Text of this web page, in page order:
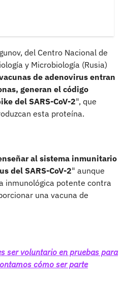
del Centro Nacional de
y Microbiología (Rusia)
de adenovirus entran
generan el código
del SARS-CoV-2", que
esta proteína.
al sistema inmunitario
del SARS-CoV-2" aunque
inmunológica potente contra
una vacuna de
ser voluntario en pruebas para
cómo ser parte